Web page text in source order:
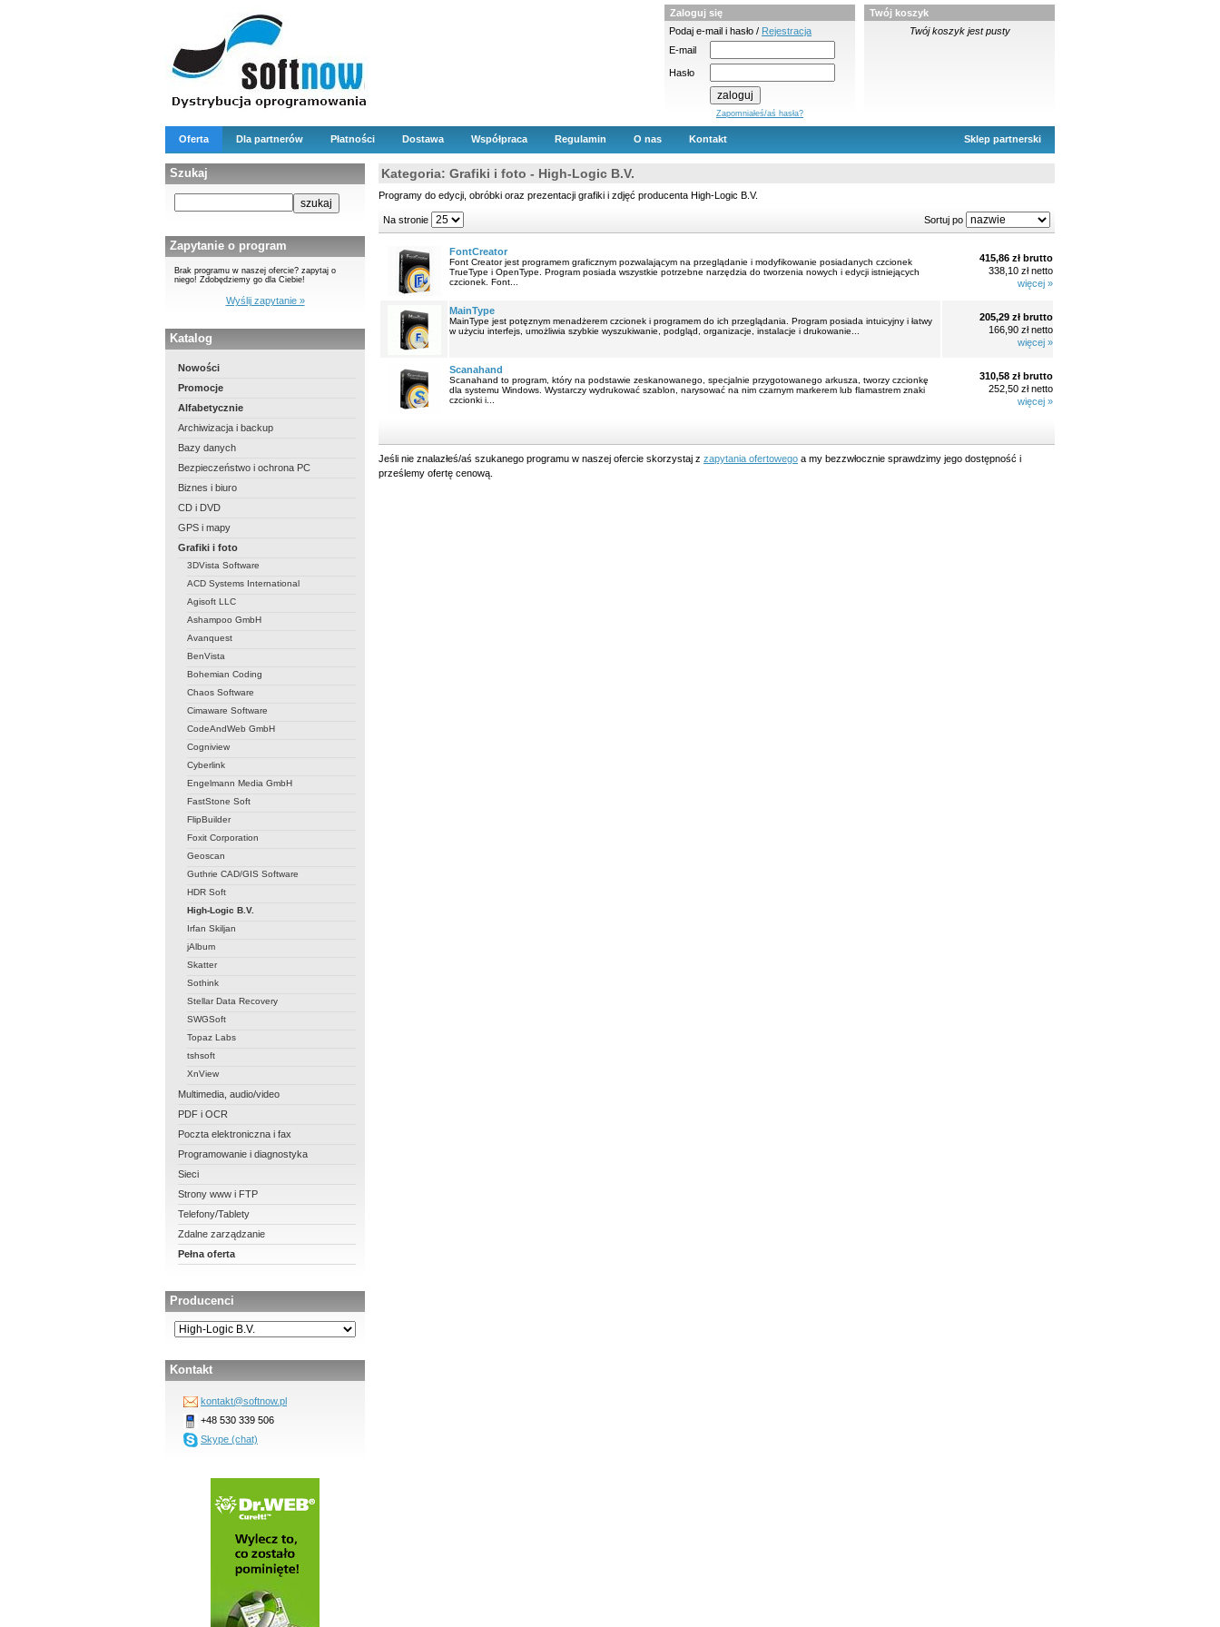
Zaloguj się
Podaj e-mail i hasło / Rejestracja
E-mail
Hasło
Zapomniałeś/aś hasła?
Twój koszyk
Twój koszyk jest pusty
Oferta Dla partnerów Płatności Dostawa Współpraca Regulamin O nas Kontakt Sklep partnerski
Szukaj
Zapytanie o program
Brak programu w naszej ofercie? zapytaj o
niego! Zdobędziemy go dla Ciebie!
Wyślij zapytanie »
Katalog
Nowości
Promocje
Alfabetycznie
Archiwizacja i backup
Bazy danych
Bezpieczeństwo i ochrona PC
Biznes i biuro
CD i DVD
GPS i mapy
Grafiki i foto
3DVista Software
ACD Systems International
Agisoft LLC
Ashampoo GmbH
Avanquest
BenVista
Bohemian Coding
Chaos Software
Cimaware Software
CodeAndWeb GmbH
Cogniview
Cyberlink
Engelmann Media GmbH
FastStone Soft
FlipBuilder
Foxit Corporation
Geoscan
Guthrie CAD/GIS Software
HDR Soft
High-Logic B.V.
Irfan Skiljan
jAlbum
Skatter
Sothink
Stellar Data Recovery
SWGSoft
Topaz Labs
tshsoft
XnView
Multimedia, audio/video
PDF i OCR
Poczta elektroniczna i fax
Programowanie i diagnostyka
Sieci
Strony www i FTP
Telefony/Tablety
Zdalne zarządzanie
Pełna oferta
Producenci
Kontakt
kontakt@softnow.pl
+48 530 339 506
Skype (chat)
Kategoria: Grafiki i foto - High-Logic B.V.
Programy do edycji, obróbki oraz prezentacji grafiki i zdjęć producenta High-Logic B.V.
Na stronie Sortuj po
FontCreator
Font Creator jest programem graficznym pozwalającym na przeglądanie i modyfikowanie posiadanych czcionek
TrueType i OpenType. Program posiada wszystkie potrzebne narzędzia do tworzenia nowych i edycji istniejących
czcionek. Font...
415,86 zł brutto
338,10 zł netto
więcej »
MainType
MainType jest potęznym menadżerem czcionek i programem do ich przeglądania. Program posiada intuicyjny i łatwy
w użyciu interfejs, umożliwia szybkie wyszukiwanie, podgląd, organizacje, instalacje i drukowanie...
205,29 zł brutto
166,90 zł netto
więcej »
Scanahand
Scanahand to program, który na podstawie zeskanowanego, specjalnie przygotowanego arkusza, tworzy czcionkę
dla systemu Windows. Wystarczy wydrukować szablon, narysować na nim czarnym markerem lub flamastrem znaki
czcionki i...
310,58 zł brutto
252,50 zł netto
więcej »
Jeśli nie znalazłeś/aś szukanego programu w naszej ofercie skorzystaj z zapytania ofertowego a my bezzwłocznie sprawdzimy jego dostępność i
prześlemy ofertę cenową.